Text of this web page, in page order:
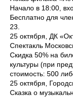
Начало в 18:00,
Бесплатно для
23.
25 октября, ДК
Спектакль
Скидка 50% на
культуры (при
стоимость: 500
25 октября,
Сказка о